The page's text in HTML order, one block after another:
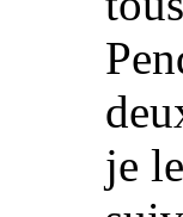
je